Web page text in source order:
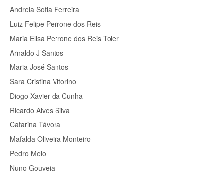
Andreia Sofia Ferreira
Luiz Felipe Perrone dos Reis
Maria Elisa Perrone dos Reis Toler
Arnaldo J Santos
Maria José Santos
Sara Cristina Vitorino
Diogo Xavier da Cunha
Ricardo Alves Silva
Catarina Távora
Mafalda Oliveira Monteiro
Pedro Melo
Nuno Gouveia